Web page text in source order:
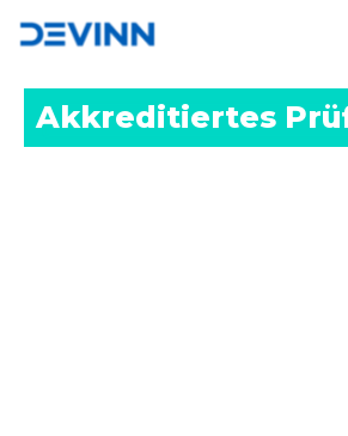
Akkreditiertes